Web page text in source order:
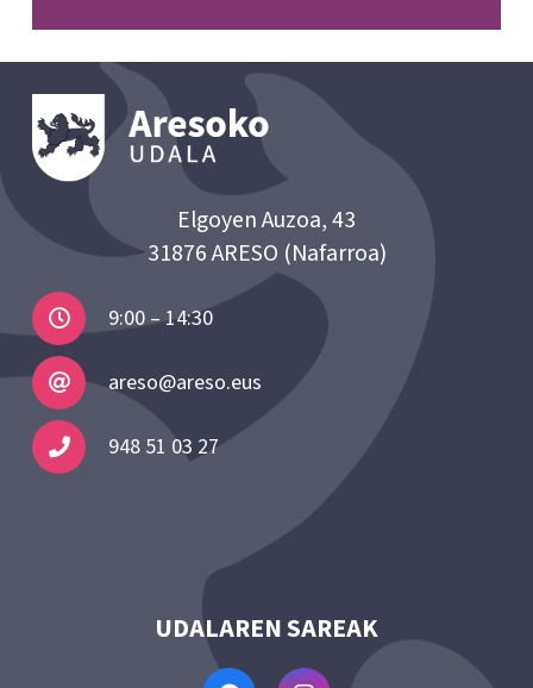
Elgoyen Auzoa, 43
31876 ARESO (Nafarroa)
9:00 – 14:30
areso@areso.eus
948 51 03 27
UDALAREN SAREAK